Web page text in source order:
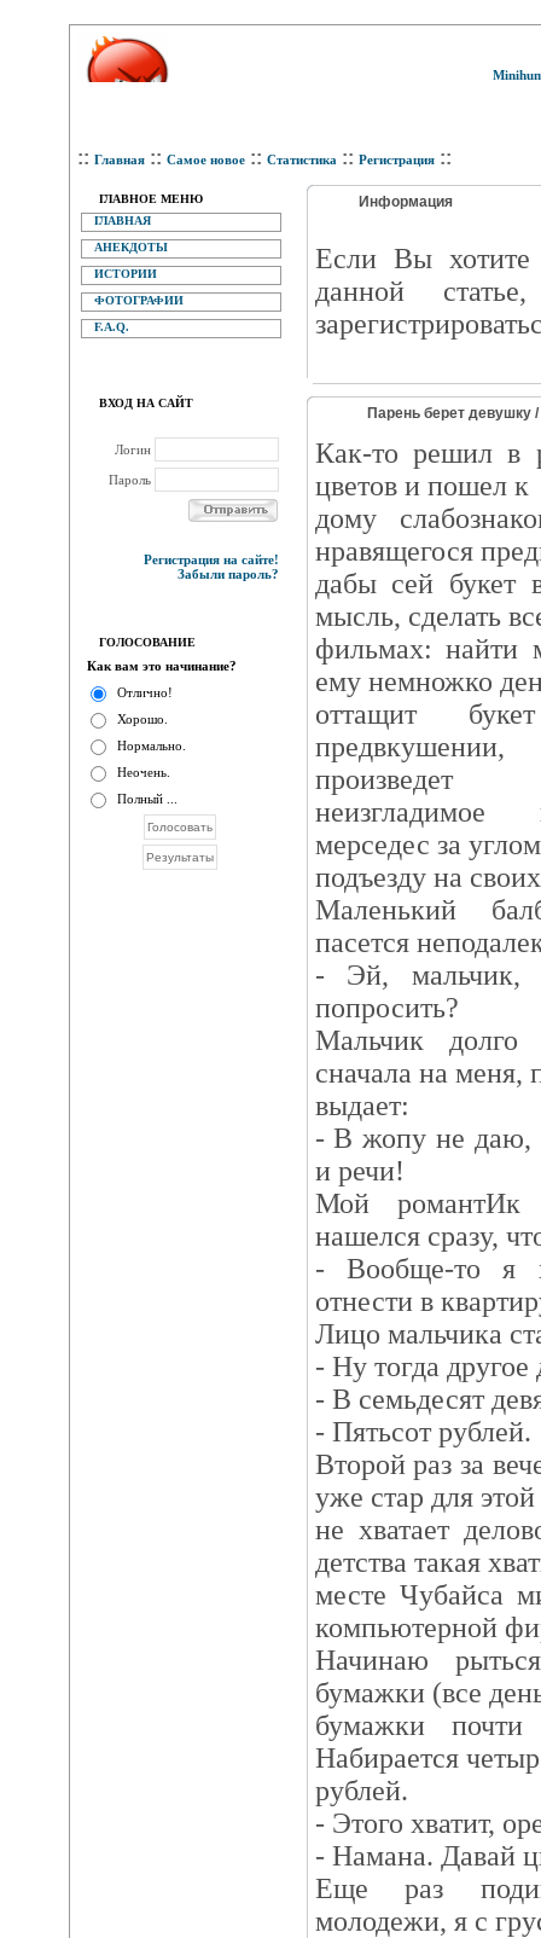
:: Главная :: Самое новое :: Статистика :: Регистрация ::
ГЛАВНОЕ МЕНЮ
ГЛАВНАЯ
АНЕКДОТЫ
ИСТОРИИ
ФОТОГРАФИИ
F.A.Q.
ВХОД НА САЙТ
Логин
Пароль
Регистрация на сайте!
Забыли пароль?
ГОЛОСОВАНИЕ
Как вам это начинание?
Отлично!
Хорошо.
Нормально.
Неочень.
Полный ...
Информация
Eсли Вы хотите
данной
Парень берет девушку /
Как-то решил в
цветов и пошел к
дому
нравящегося
дабы сей букет
мысль, сделать
фильмах: найти
ему немножко
оттащит
произведет
неизгладимое
мерседес за
подъезду на
Маленький
пасется
- Эй, мальчик,
попросить?
Мальчик долго
сначала на меня,
выдает:
- В жопу не даю,
и речи!
Мой романтИк
нашелся сразу,
- Вообще-то я
отнести в
Лицо мальчика
- Ну тогда
- В семьдесят
- Пятьсот рублей.
Второй раз за
уже стар для
не хватает
детства такая
месте Чубайса
компьютерной
Начинаю
бумажки (все
бумажки
Набирается
рублей.
- Этого хватит,
- Намана. Давай
Еще раз
молодежи, я с